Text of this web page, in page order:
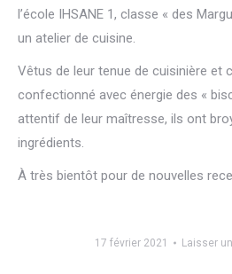
l’école IHSANE 1, classe « des
un atelier de cuisine.
Vêtus de leur tenue de cuisinière et
confectionné avec énergie des «
attentif de leur maîtresse, ils ont
ingrédients.
À très bientôt pour de nouvelles
17 février 2021 Laisser